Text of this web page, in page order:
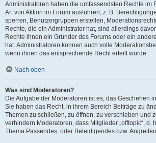
Administratoren haben die umfassendsten Rechte im
Art von Aktion im Forum ausführen; z. B.
sperren, Benutzergruppen erstellen,
Rechte, die ein Administrator hat, sind allerdings
Rechte ihnen ein Gründer des Forums oder ein
hat. Administratoren können auch volle
wenn ihnen das entsprechende Recht erteilt wurde.
Nach oben
Was sind Moderatoren?
Die Aufgabe der Moderatoren ist es, das Geschehen
Sie haben das Recht, in ihrem Bereich Beiträge zu
Themen zu schließen, zu öffnen, zu verschieben und
verhindern Moderatoren, dass Mitglieder „offtopic“, d.
Thema Passendes, oder Beleidigendes bzw.